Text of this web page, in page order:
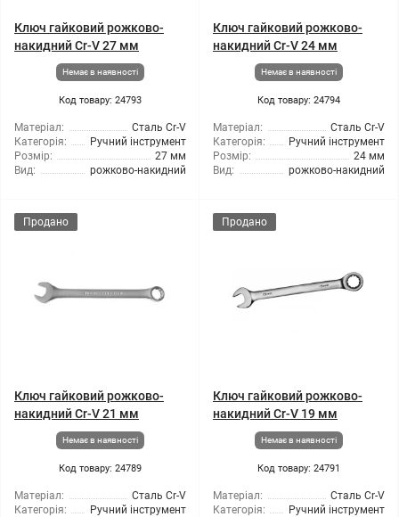
Ключ гайковий рожково-
накидний Cr-V 27 мм
Немає в наявності
Код товару: 24793
Матеріал:
Сталь Cr-V
Категорія:
Ручний інструмент
Розмір:
27 мм
Вид:
рожково-накидний
Ключ гайковий рожково-
накидний Cr-V 24 мм
Немає в наявності
Код товару: 24794
Матеріал:
Сталь Cr-V
Категорія:
Ручний інструмент
Розмір:
24 мм
Вид:
рожково-накидний
Продано
Ключ гайковий рожково-
накидний Cr-V 21 мм
Немає в наявності
Код товару: 24789
Матеріал:
Сталь Cr-V
Категорія:
Ручний інструмент
Продано
Ключ гайковий рожково-
накидний Cr-V 19 мм
Немає в наявності
Код товару: 24791
Матеріал:
Сталь Cr-V
Категорія:
Ручний інструмент